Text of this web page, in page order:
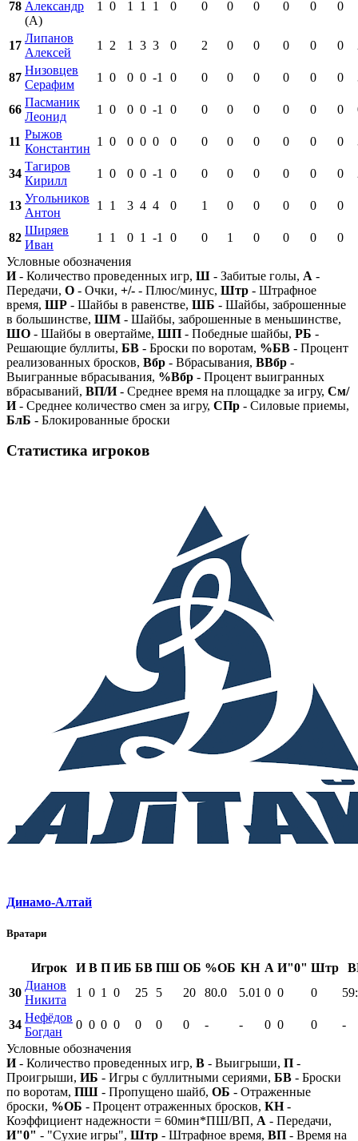
78 Александр
(А)
1 0 1 1 1 0 0 0 0 0 0 0
17
Липанов
Алексей
1 2 1 3 3 0 2 0 0 0 0 0
87
Низовцев
Серафим
1 0 0 0 -1 0 0 0 0 0 0 0
66
Пасманик
Леонид
1 0 0 0 -1 0 0 0 0 0 0 0
11
Рыжов
Константин
1 0 0 0 0 0 0 0 0 0 0 0
34
Тагиров
Кирилл
1 0 0 0 -1 0 0 0 0 0 0 0
13
Угольников
Антон
1 1 3 4 4 0 1 0 0 0 0 0
82
Ширяев
Иван
1 1 0 1 -1 0 0 1 0 0 0 0
Условные обозначения
И- Количество проведенных игр, Ш - Забитые голы, А -
Передачи, О - Очки, +/- - Плюс/минус, Штр - Штрафное
время, ШР - Шайбы в равенстве, ШБ - Шайбы, заброшенные
в большинстве, ШМ - Шайбы, заброшенные в меньшинстве,
ШО - Шайбы в овертайме, ШП - Победные шайбы, РБ -
Решающие буллиты, БВ - Броски по воротам, %БВ - Процент
реализованных бросков, Вбр - Вбрасывания, ВВбр -
Выигранные вбрасывания, %Вбр - Процент выигранных
вбрасываний, ВП/И- Среднее время на площадке за игру, См/
И- Среднее количество смен за игру, СПр - Силовые приемы,
БлБ - Блокированные броски
Статистика игроков
Динамо-Алтай
Вратари
Игрок И В П ИБ БВ ПШ ОБ %ОБ КН А И"0" Штр
30
Дианов
Никита
1 0 1 0 25 5 20 80.0 5.01 0 0 0
34
Нефёдов
Богдан
0 0 0 0 0 0 0 - - 0 0 0
-
Условные обозначения
И- Количество проведенных игр, В - Выигрыши, П -
Проигрыши, ИБ - Игры с буллитными сериями, БВ - Броски
по воротам, ПШ - Пропущено шайб, ОБ - Отраженные
броски, %ОБ - Процент отраженных бросков, КН-
Коэффициент надежности = 60мин*ПШ/ВП, А - Передачи,
И"0" - "Сухие игры", Штр - Штрафное время, ВП - Время на